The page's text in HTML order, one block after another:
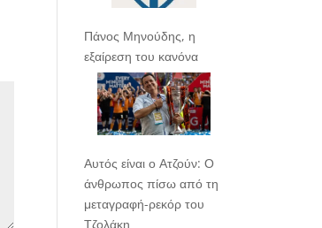
Πάνος Μηνούδης, η
εξαίρεση του κανόνα
Αυτός είναι ο Ατζούν: Ο
άνθρωπος πίσω από τη
μεταγραφή-ρεκόρ του
Τζολάκη